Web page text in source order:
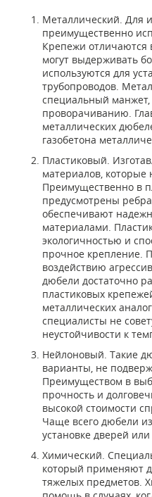
Металлический. Для
преимущественно
Крепежи отличаются
могут выдерживать
используются для
трубопроводов.
специальный манжет,
проворачиванию.
металлических
газобетона
Пластиковый.
материалов, которые
Преимущественно в
предусмотрены
обеспечивают
материалами.
экологичностью и
прочное крепление.
воздействию
дюбели достаточно
пластиковых
металлических
специалисты не
неустойчивости к
Нейлоновый. Такие
варианты, не
Преимуществом в
прочность и
высокой стоимости
Чаще всего дюбели
установке дверей или
Химический.
который применяют
тяжелых предметов.